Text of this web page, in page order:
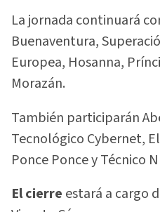
La jornada continuará
Buenaventura,
Europea, Hosanna,
Morazán.
También participarán
Tecnológico Cybernet,
Ponce Ponce y Técnico
El cierre estará a cargo